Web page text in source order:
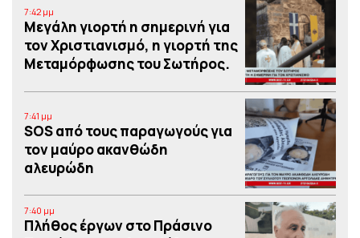
7:42 μμ
Μεγάλη γιορτή η σημερινή για
τον Χριστιανισμό, η γιορτή της
Μεταμόρφωσης του Σωτήρος.
7:41 μμ
SOS από τους παραγωγούς για
τον μαύρο ακανθώδη
αλευρώδη
7:40 μμ
Πλήθος έργων στο Πράσινο